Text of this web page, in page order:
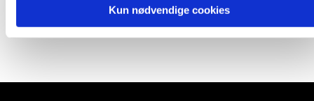
Kun nødvendige cookies